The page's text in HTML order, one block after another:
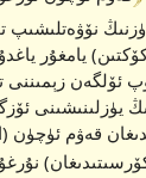
نۆۋەتلىشىپ
يامغۇر
ئۆلگەن زېمىننى
يۈزلىنىشىنى
قەۋم ئۈچۈن